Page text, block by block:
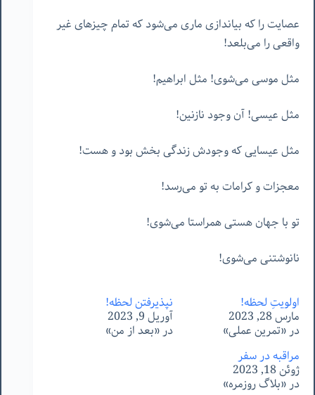
عصایت را که بیاندازی ماری می‌شود که تمام چیزهای غیر
واقعی را می‌بلعد!
مثل موسی می‌شوی! مثل ابراهیم!
مثل عیسی! آن وجود نازنین!
مثل عیسایی که وجودش زندگی بخش بود و هست!
معجزات و کرامات به تو می‌رسد!
تو با جهان هستی همراستا می‌شوی!
نانوشتنی می‌شوی!
اولویتِ لحظه!
مارس 28, 2023
در «تمرین عملی»
نپذیرفتن لحظه!
آوریل 9, 2023
در «بعد از من»
مراقبه در سفر
ژوئن 18, 2023
در «بلاگ روزمره»